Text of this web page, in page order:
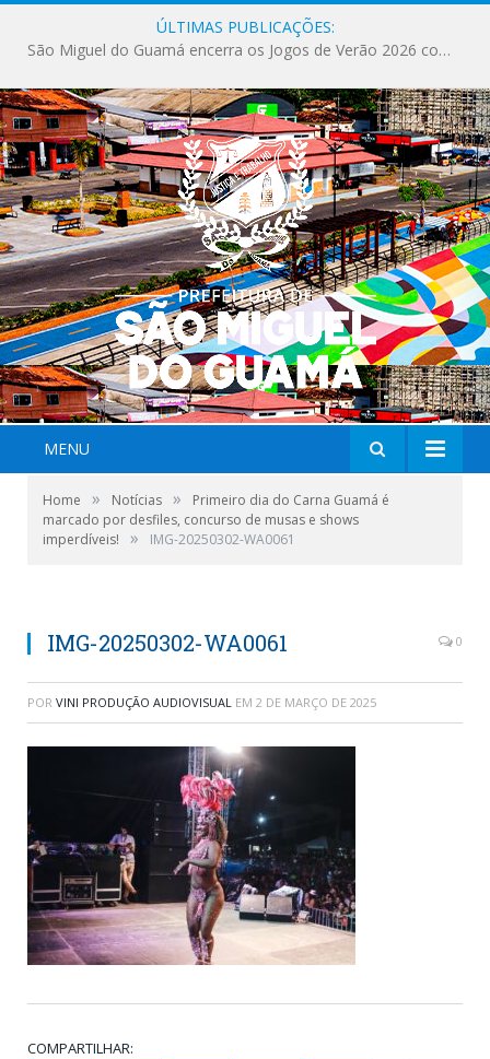
ÚLTIMAS PUBLICAÇÕES:
Milhares de fiéis tomam as ruas de São Miguel do Guamá em uma grande celebração de fé na Marcha para Jesus 2026.
MENU
Home » Notícias »
Primeiro dia do Carna Guamá é
marcado por desfiles, concurso de musas e shows
imperdíveis!
» IMG-20250302-WA0061
IMG-20250302-WA0061 0
POR VINI PRODUÇÃO AUDIOVISUAL EM 2 DE MARÇO DE 2025
COMPARTILHAR: